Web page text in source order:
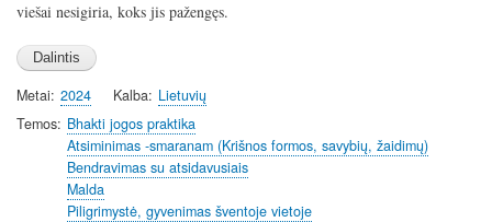
viešai nesigiria, koks jis pažengęs.
Metai 2024 Kalba Lietuvių
Temos Bhakti jogos praktika
Atsiminimas -smaranam (Krišnos formos, savybių, žaidimų)
Bendravimas su atsidavusiais
Malda
Piligrimystė, gyvenimas šventoje vietoje